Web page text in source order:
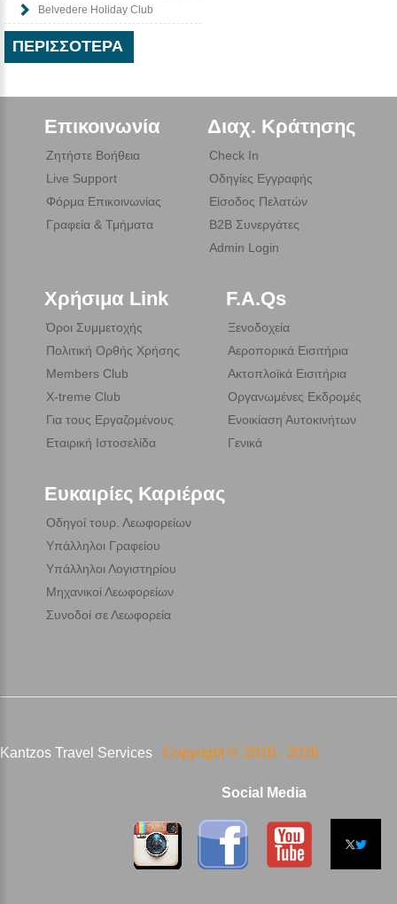
Belvedere Holiday Club
ΠΕΡΙΣΣΟΤΕΡΑ
Επικοινωνία
Ζητήστε Βοήθεια
Live Support
Φόρμα Επικοινωνίας
Γραφεία & Τμήματα
Διαχ. Κράτησης
Check In
Οδηγίες Εγγραφής
Είσοδος Πελατών
B2B Συνεργάτες
Admin Login
Χρήσιμα Link
Όροι Συμμετοχής
Πολιτική Ορθής Χρήσης
Members Club
X-treme Club
Για τους Εργαζομένους
Εταιρική Ιστοσελίδα
F.A.Qs
Ξενοδοχεία
Αεροπορικά Εισιτήρια
Ακτοπλοϊκά Εισιτήρια
Οργανωμένες Εκδρομές
Ενοικίαση Αυτοκινήτων
Γενικά
Ευκαιρίες Καριέρας
Οδηγοί τουρ. Λεωφορείων
Υπάλληλοι Γραφείου
Υπάλληλοι Λογιστηρίου
Μηχανικοί Λεωφορείων
Συνοδοί σε Λεωφορεία
Kantzos Travel Services Copyright © 2016 - 2026
Social Media